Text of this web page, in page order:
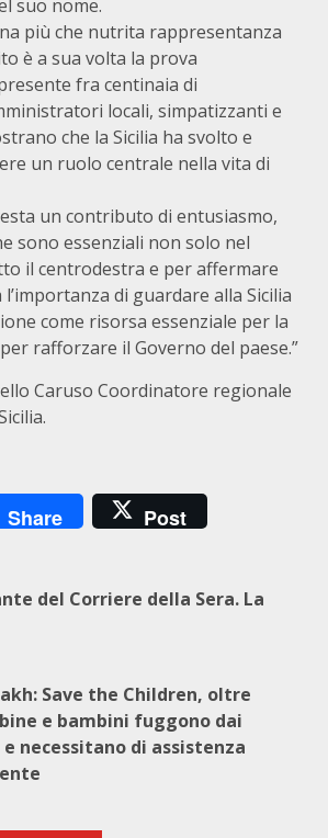
suo nome.
più che nutrita rappresentanza
è a sua volta la prova
fra centinaia di
locali, simpatizzanti e
che la Sicilia ha svolto e
un ruolo centrale nella vita di
un contributo di entusiasmo,
sono essenziali non solo nel
il centrodestra e per affermare
di guardare alla Sicilia
come risorsa essenziale per la
rafforzare il Governo del paese.”
Caruso Coordinatore regionale
Share Post
del Corriere della Sera. La
Save the Children, oltre
e bambini fuggono dai
necessitano di assistenza